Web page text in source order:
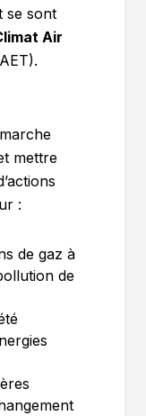
se sont
Air
mettre
:
de gaz à
de